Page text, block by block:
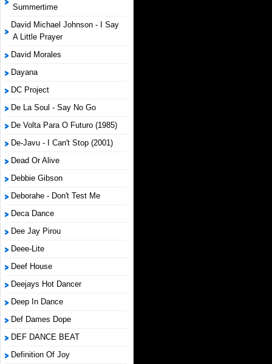
Summertime
David Michael Johnson - I Say
A Little Prayer
David Morales
Dayana
DC Project
De La Soul - Say No Go
De Volta Para O Futuro (1985)
De-Javu - I Can't Stop (2001)
Dead Or Alive
Debbie Gibson
Deborahe - Don't Test Me
Deca Dance
Dee Jay Pirou
Deee-Lite
Deef House
Deejays Hot Dancer
Deep In Dance
Def Dames Dope
DEF DANCE BEAT
Definition Of Joy